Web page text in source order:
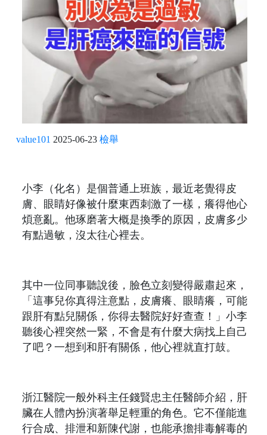
value101 2025-06-23 檢舉
小李（化名）是個普通上班族，最近老覺得皮
膚、眼睛好像被什麼東西刺激了一樣，癢得他心
煩意亂。他琢磨著大概是換季的原因，皮膚多少
有點過敏，沒太往心裡去。
其中一位同事聽說後，臉色立刻變得嚴肅起來，
「這事兒你真得注意點，皮膚癢、眼睛癢，可能
跟肝有點兒關係，你得去醫院好好查查！」小李
聽後心裡突然一緊，不會是有什麼大病找上自己
了吧？一想到和肝有關係，他心裡就直打鼓。
浙江醫院一般外科主任錢賢忠主任醫師介紹，肝
臟在人體內扮演著舉足輕重的角色。它不僅能進
行合成、排泄和新陳代謝，也能承擔排毒解毒的